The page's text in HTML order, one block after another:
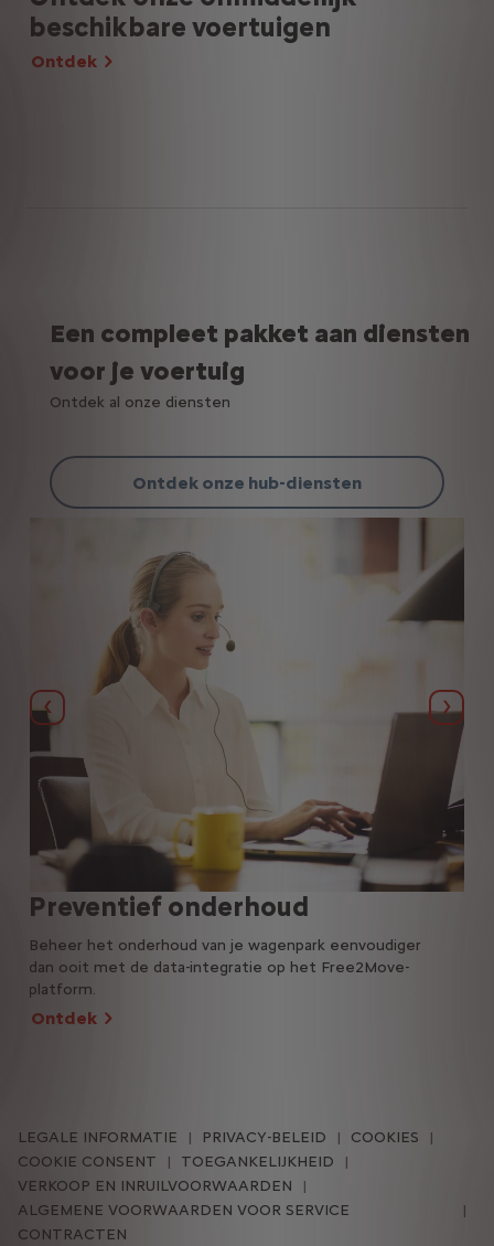
beschikbare voertuigen
Ontdek
Een compleet pakket aan diensten
voor je voertuig
Ontdek al onze diensten
Ontdek onze hub-diensten
Vorige
Preventief onderhoud
Beheer het onderhoud van je wagenpark eenvoudiger
dan ooit met de data-integratie op het Free2Move-
platform.
Ontdek
LEGALE INFORMATIE PRIVACY-BELEID
COOKIES
COOKIE CONSENT
TOEGANKELIJKHEID
VERKOOP EN INRUILVOORWAARDEN
ALGEMENE VOORWAARDEN VOOR SERVICE
CONTRACTEN